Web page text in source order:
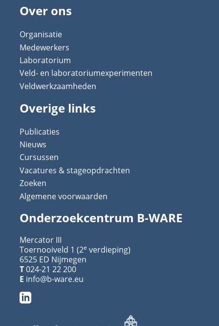
Over ons
Organisatie
Medewerkers
Laboratorium
Veld- en laboratoriumexperimenten
Veldwerkzaamheden
Overige links
Publicaties
Nieuws
Cursussen
Vacatures & stageopdrachten
Zoeken
Algemene voorwaarden
Onderzoekcentrum B-WARE
Mercator III
Toernooiveld 1 (2e verdieping)
6525 ED Nijmegen
T024-21 22 200
E info@b-ware.eu